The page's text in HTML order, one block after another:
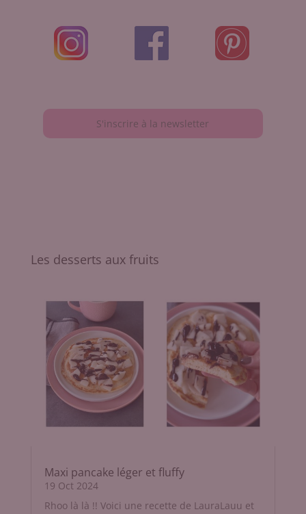
S'inscrire à la newsletter
Les desserts aux fruits
Maxi pancake léger et fluffy
19 Oct 2024
Rhoo là là !! Voici une recette de LauraLauu et